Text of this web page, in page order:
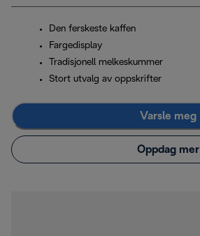
Den ferskeste kaffen
Fargedisplay
Tradisjonell melkeskummer
Stort utvalg av oppskrifter
Varsle meg
Oppdag mer